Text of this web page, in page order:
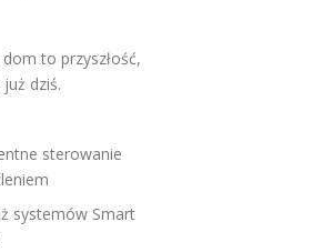
to przyszłość,
dziś.
sterowanie
systemów Smart